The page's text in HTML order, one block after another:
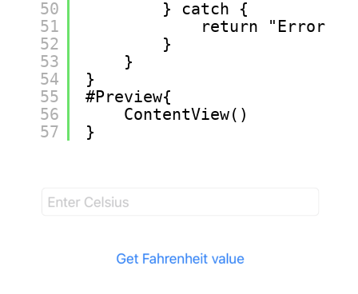
50
51
52
53
54
55
56
57
} catch {
return "Error
}
}
}
#Preview{
ContentView()
}